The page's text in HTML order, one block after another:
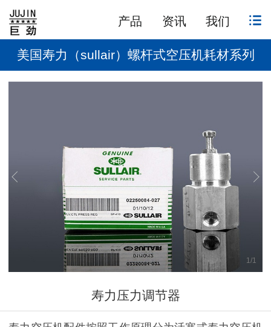
产品 资讯 我们
美国寿力（sullair）螺杆式空压机耗材系列
1 /1
寿力压力调节器